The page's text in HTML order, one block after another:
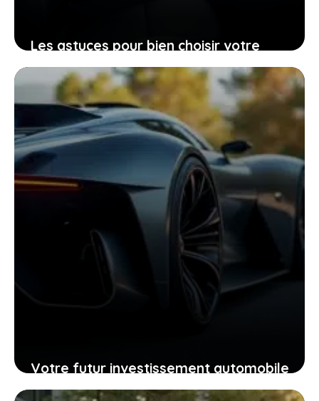
Les astuces pour bien choisir votre
Peugeot 206 d’occasion grâce à sa
fiche technique
25 janvier 2026
Votre futur investissement automobile
: pourquoi la GTR ou la RZ d’Ultima